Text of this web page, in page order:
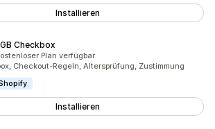
Installieren
Checkbox
insgesamtPlan verfügbar
Checkout-Regeln, Altersprüfung, Zustimmung
Installieren